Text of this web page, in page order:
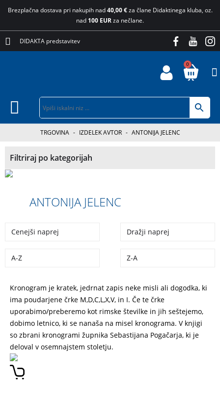
Brezplačna dostava pri nakupih nad40,00 €za člane Didaktinega kluba, oz.
nad 100 EURza nečlane.
DIDAKTA predstavitev
0
TRGOVINA - IZDELEK AVTOR - ANTONIJA JELENC
Filtriraj po kategorijah
ANTONIJA JELENC
Cenejši naprej Dražji naprej
A-Z Z-A
Kronogram je kratek, jedrnat zapis neke misli ali dogodka, ki
ima poudarjene črke M,D,C,L,X,V, in I. Če te črke
uporabimo/preberemo kot rimske številke in jih seštejemo,
dobimo letnico, ki se nanaša na misel kronograma. V knjigi
so zbrani kronogrami župnika Sebastijana Pogačarja, ki je
deloval v osemnajstem stoletju.